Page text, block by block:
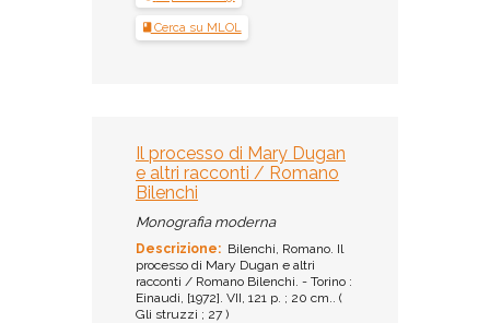
Cerca su MLOL
Il processo di Mary Dugan
e altri racconti / Romano
Bilenchi
Monografia moderna
Descrizione: Bilenchi, Romano. Il
processo di Mary Dugan e altri
racconti / Romano Bilenchi. - Torino :
Einaudi, [1972]. VII, 121 p. ; 20 cm.. (
Gli struzzi ; 27 )